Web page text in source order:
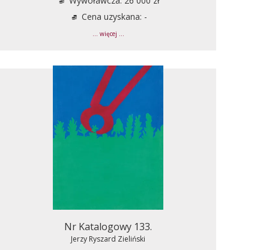
Cena uzyskana: -
... więcej ...
Nr Katalogowy 133.
Jerzy Ryszard Zieliński